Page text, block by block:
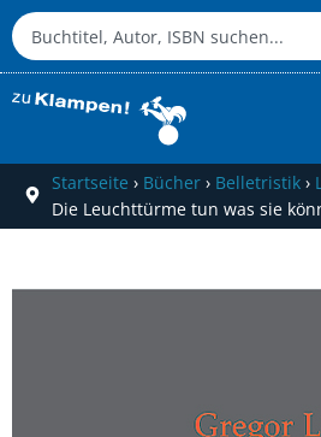
Startseite › Bücher› Belletristik›
Die Leuchttürme tun was sie